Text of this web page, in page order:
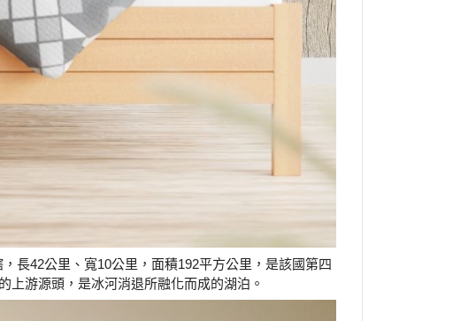
，長42公里、寬10公里，面積192平方公里，是該國第四
的上游源頭，是冰河消退所融化而成的湖泊。